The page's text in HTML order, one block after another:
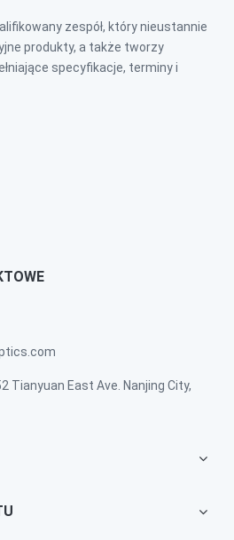
zespół, który nieustannie
produkty, a także tworzy
specyfikacje, terminy i
Tianyuan East Ave. Nanjing City,